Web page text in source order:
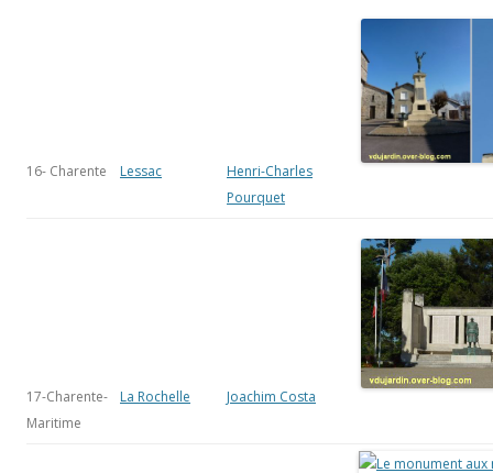
16- Charente Lessac
Henri-Charles
Pourquet
17-Charente-
Maritime
La Rochelle Joachim Costa